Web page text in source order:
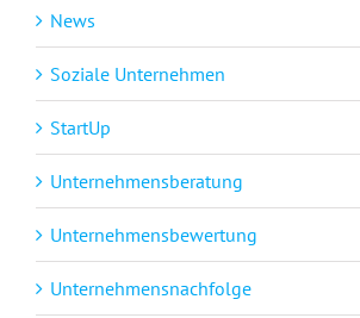
News
Soziale Unternehmen
StartUp
Unternehmensberatung
Unternehmensbewertung
Unternehmensnachfolge